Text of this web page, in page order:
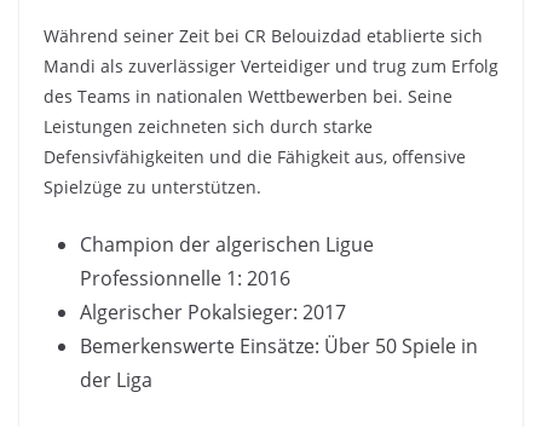
Während seiner Zeit bei CR Belouizdad etablierte sich
Mandi als zuverlässiger Verteidiger und trug zum Erfolg
des Teams in nationalen Wettbewerben bei. Seine
Leistungen zeichneten sich durch starke
Defensivfähigkeiten und die Fähigkeit aus, offensive
Spielzüge zu unterstützen.
Champion der algerischen Ligue
Professionnelle 1: 2016
Algerischer Pokalsieger: 2017
Bemerkenswerte Einsätze: Über 50 Spiele in
der Liga